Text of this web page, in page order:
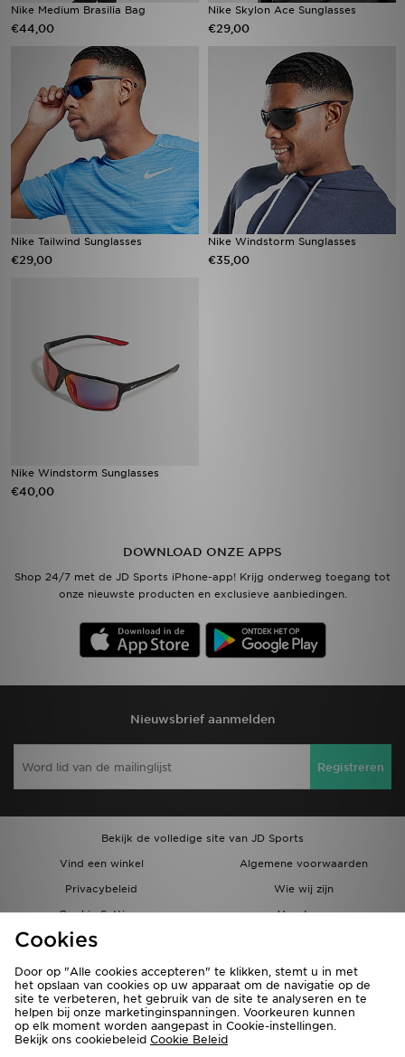
Nike Medium Brasilia Bag
€44,00
Nike Skylon Ace Sunglasses
€29,00
Nike Tailwind Sunglasses
€29,00
Nike Windstorm Sunglasses
€35,00
Nike Windstorm Sunglasses
€40,00
DOWNLOAD ONZE APPS
Shop 24/7 met de JD Sports iPhone-app! Krijg onderweg toegang tot
onze nieuwste producten en exclusieve aanbiedingen.
Nieuwsbrief aanmelden
Registreren
Bekijk de volledige site van JD Sports
Vind een winkel
Algemene voorwaarden
Privacybeleid
Wie wij zijn
Cookie Settings
Vacatures
Bestellingen en Levering
Klantenservice
Download de app
Wie wij zijn
Cookies
Door op "Alle cookies accepteren" te klikken, stemt u in met
het opslaan van cookies op uw apparaat om de navigatie op de
site te verbeteren, het gebruik van de site te analyseren en te
helpen bij onze marketinginspanningen. Voorkeuren kunnen
op elk moment worden aangepast in Cookie-instellingen.
Bekijk ons cookiebeleid Cookie Beleid